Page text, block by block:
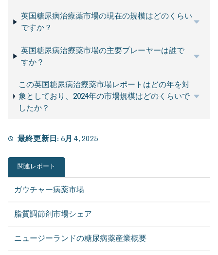
英国糖尿病治療薬市場の現在の規模はどのくらい
ですか？
英国糖尿病治療薬市場の主要プレーヤーは誰で
すか？
この英国糖尿病治療薬市場レポートはどの年を対
象としており、2024年の市場規模はどのくらいで
したか？
最終更新日: 6月 4, 2025
関連レポート
ガウチャー病薬市場
脂質調節剤市場シェア
ニュージーランドの糖尿病薬産業概要